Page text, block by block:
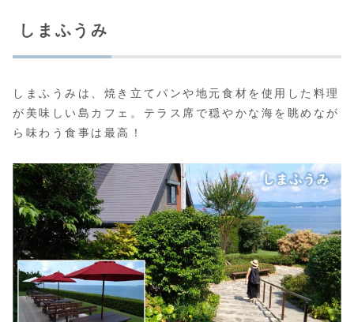
しまふうみ
しまふうみは、焼き立てパンや地元食材を使用した料理
が美味しい島カフェ。テラス席で穏やかな海を眺めなが
ら味わう食事は最高！